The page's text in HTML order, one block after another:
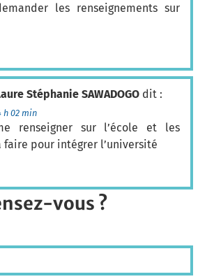
les renseignements sur
Stéphanie SAWADOGO dit :
h 02 min
renseigner sur l’école et les
faire pour intégrer l’université
vous ?